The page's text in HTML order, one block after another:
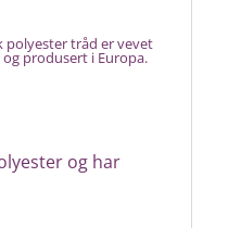
polyester tråd er vevet
produsert i Europa.
og har